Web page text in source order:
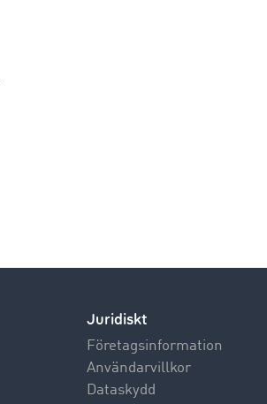
Juridiskt
Företagsinformation
Användarvillkor
Dataskydd